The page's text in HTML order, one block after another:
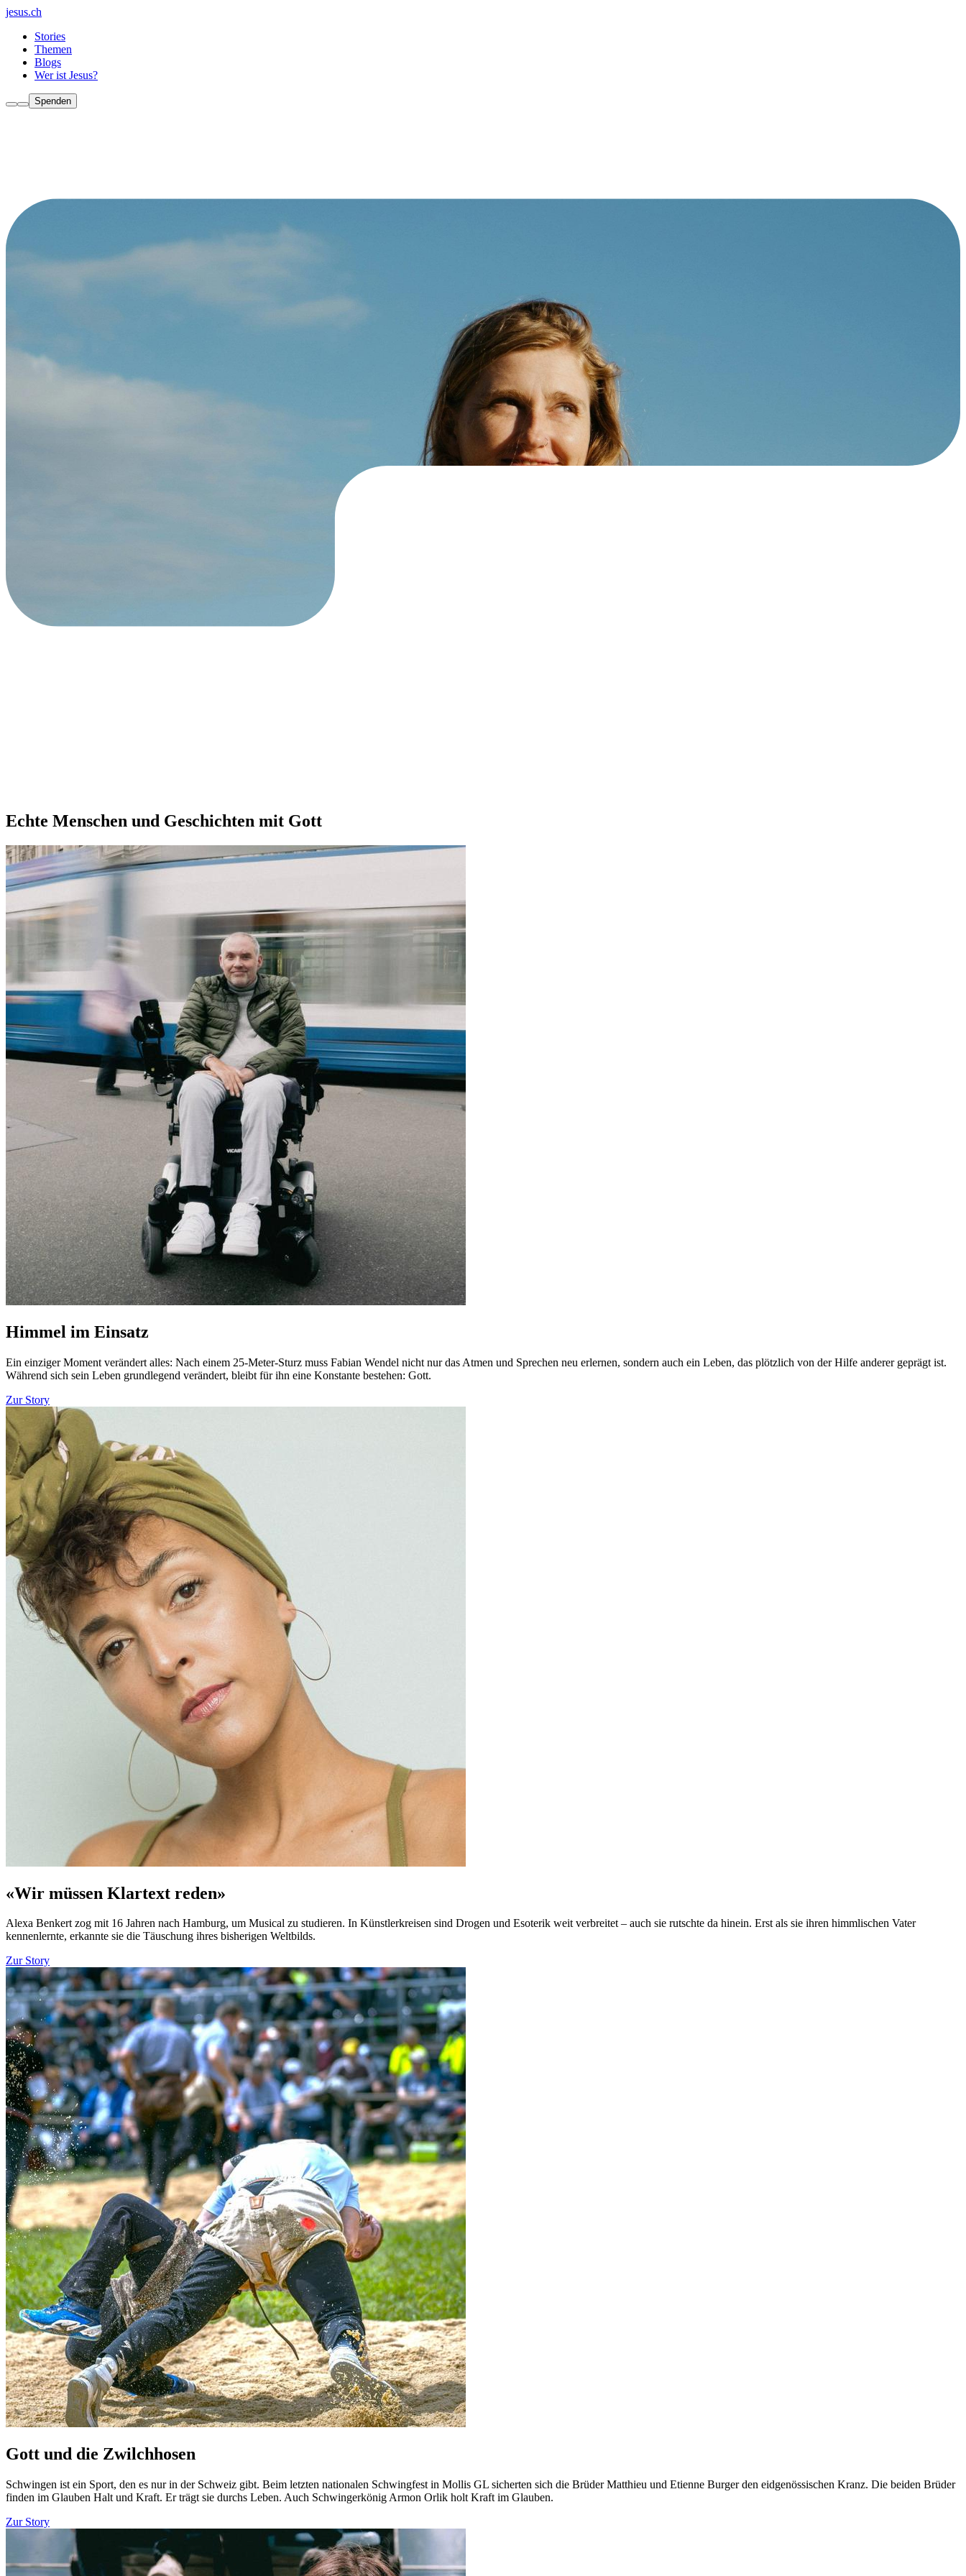
jesus.ch
Stories
Themen
Blogs
Wer ist Jesus?
Spenden
Echte Menschen und Geschichten mit Gott
Himmel im Einsatz
Ein einziger Moment verändert alles: Nach einem 25-Meter-Sturz muss Fabian Wendel nicht nur das Atmen und Sprechen neu erlernen, sondern auch ein Leben, das plötzlich von der Hilfe anderer geprägt ist.
Während sich sein Leben grundlegend verändert, bleibt für ihn eine Konstante bestehen: Gott.
Zur Story
«Wir müssen Klartext reden»
Alexa Benkert zog mit 16 Jahren nach Hamburg, um Musical zu studieren. In Künstlerkreisen sind Drogen und Esoterik weit verbreitet – auch sie rutschte da hinein. Erst als sie ihren himmlischen Vater
kennenlernte, erkannte sie die Täuschung ihres bisherigen Weltbilds.
Zur Story
Gott und die Zwilchhosen
Schwingen ist ein Sport, den es nur in der Schweiz gibt. Beim letzten nationalen Schwingfest in Mollis GL sicherten sich die Brüder Matthieu und Etienne Burger den eidgenössischen Kranz. Die beiden Brüder
finden im Glauben Halt und Kraft. Er trägt sie durchs Leben. Auch Schwingerkönig Armon Orlik holt Kraft im Glauben.
Zur Story